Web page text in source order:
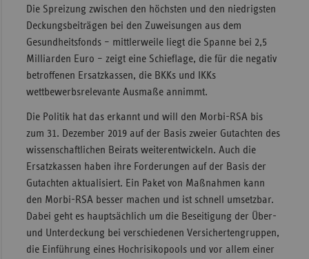
Die Spreizung zwischen den höchsten und den niedrigsten
Deckungsbeiträgen bei den Zuweisungen aus dem
Gesundheitsfonds – mittlerweile liegt die Spanne bei 2,5
Milliarden Euro – zeigt eine Schieflage, die für die negativ
betroffenen Ersatzkassen, die BKKs und IKKs
wettbewerbsrelevante Ausmaße annimmt.
Die Politik hat das erkannt und will den Morbi-RSA bis
zum 31. Dezember 2019 auf der Basis zweier Gutachten des
wissenschaftlichen Beirats weiterentwickeln. Auch die
Ersatzkassen haben ihre Forderungen auf der Basis der
Gutachten aktualisiert. Ein Paket von Maßnahmen kann
den Morbi-RSA besser machen und ist schnell umsetzbar.
Dabei geht es hauptsächlich um die Beseitigung der Über-
und Unterdeckung bei verschiedenen Versichertengruppen,
die Einführung eines Hochrisikopools und vor allem einer